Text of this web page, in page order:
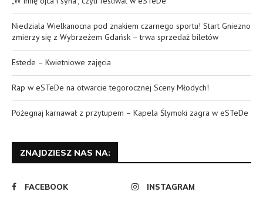
Niedziala Wielkanocna pod znakiem czarnego sportu! Start Gniezno
zmierzy się z Wybrzeżem Gdańsk – trwa sprzedaż biletów
Estede – Kwietniowe zajęcia
Rap w eSTeDe na otwarcie tegorocznej Sceny Młodych!
Pożegnaj karnawał z przytupem – Kapela Ślymoki zagra w eSTeDe
ZNAJDZIESZ NAS NA:
FACEBOOK INSTAGRAM